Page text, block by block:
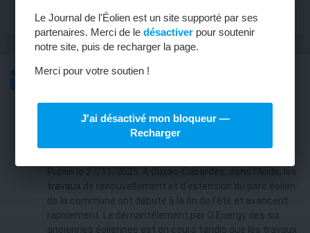
MENU
L’ACTU
ÉOLIEN
Repowering dans l’Aude
travaux de renouvellement et d’extension du parc éolien
de la commune ont débuté à la fin de l’été et avancent
rapidement. Le démantèlement par Q Energy des six
anciennes éoliennes est en cours tandis que les travaux
Le Journal de l'Éolien est un site supporté par ses
partenaires. Merci de ledésactiver pour soutenir
notre site, puis de recharger la page.
Merci pour votre soutien !
J'ai désactivé mon bloqueur —
Recharger